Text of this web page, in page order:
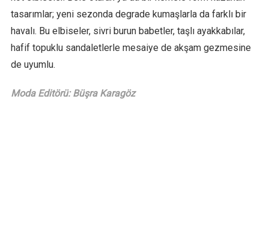
tasarımlar; yeni sezonda degrade kumaşlarla da farklı bir
havalı. Bu elbiseler, sivri burun babetler, taşlı ayakkabılar,
hafif topuklu sandaletlerle mesaiye de akşam gezmesine
de uyumlu.
Moda Editörü: Büşra Karagöz